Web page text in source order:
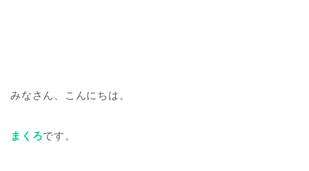
みなさん、こんにちは。
まくろです。